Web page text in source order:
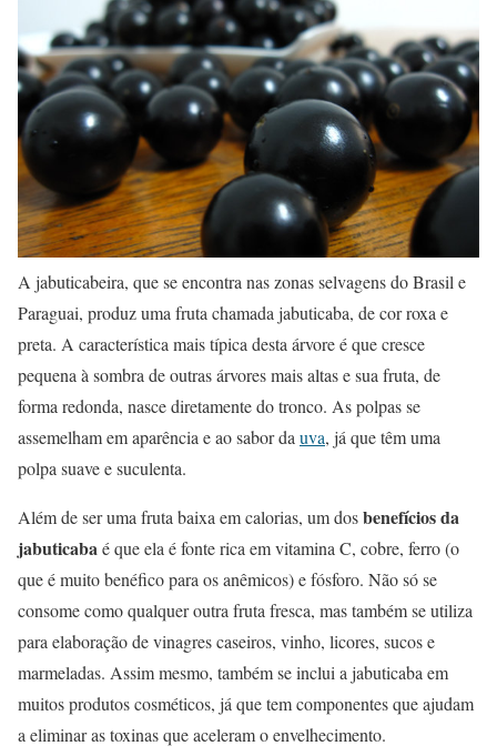
A jabuticabeira, que se encontra nas zonas selvagens do Brasil e
Paraguai, produz uma fruta chamada jabuticaba, de cor roxa e
preta. A característica mais típica desta árvore é que cresce
pequena à sombra de outras árvores mais altas e sua fruta, de
forma redonda, nasce diretamente do tronco. As polpas se
assemelham em aparência e ao sabor dauva, já que têm uma
polpa suave e suculenta.
Além de ser uma fruta baixa em calorias, um dosbenefícios da
jabuticabaé que ela é fonte rica em vitamina C, cobre, ferro (o
que é muito benéfico para os anêmicos) e fósforo. Não só se
consome como qualquer outra fruta fresca, mas também se utiliza
para elaboração de vinagres caseiros, vinho, licores, sucos e
marmeladas. Assim mesmo, também se inclui a jabuticaba em
muitos produtos cosméticos, já que tem componentes que ajudam
a eliminar as toxinas que aceleram o envelhecimento.